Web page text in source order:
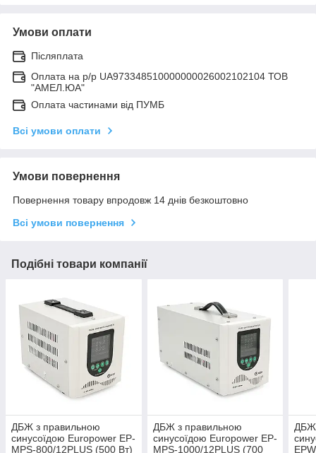
Умови оплати
Післяплата
Оплата на р/р UA973348510000000026002102104 ТОВ
"АМЕЛ.ЮА"
Оплата частинами від ПУМБ
Всі умови оплати
Умови повернення
Повернення товару впродовж 14 днів безкоштовно
Всі умови повернення
Подібні товари компанії
ДБЖ з правильною
синусоїдою Europower EP-
MPS-800/12PLUS (500 Вт)
ДБЖ з правильною
синусоїдою Europower EP-
MPS-1000/12PLUS (700
ДБЖ